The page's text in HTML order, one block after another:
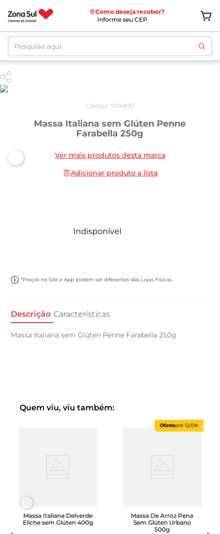
Como deseja receber?
Informe seu CEP
Pesquise aqui
Código: 1074890
Massa Italiana sem Glúten Penne
Farabella 250g
Ver mais produtos desta marca
Adicionar produto a lista
Indisponível
*Preços no Site e App podem ser diferentes das Lojas Físicas.
Descrição Características
Massa Italiana sem Glúten Penne Farabella 250g
Quem viu, viu também:
Massa Italiana Delverde
Eliche sem Glúten 400g
Ofertaaté12/08
Massa De Arroz Pena
Sem Glúten Urbano
500g